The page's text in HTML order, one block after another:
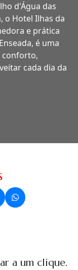
d'Água das
o Hotel Ilhas da
e prática
é uma
conforto,
cada dia da
a um clique.